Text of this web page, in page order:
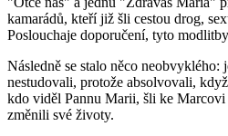
kamarádů, kteří již šli cestou drog,
Poslouchaje doporučení, tyto
Následně se stalo něco
nestudovali, protože absolvovali,
kdo viděl Pannu Marii, šli ke
změnili své životy.